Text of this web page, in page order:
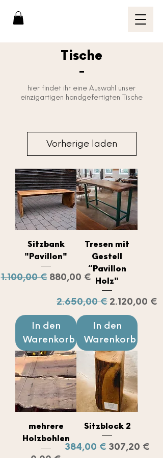
Tische
-
hier findet ihr eine Auswahl unser
einzigartigen handgefertigten Tische
Vorherige laden
Sitzbank
"Pavillon"
Standardpreis
1.100,00 € Sale-Preis
880,00 €
In den
Warenkorb
Tresen mit
Gestell
“Pavillon
Holz"
Standardpreis
2.650,00 € Sale-Preis
2.120,00 €
In den
Warenkorb
mehrere
Holzbohlen
Sitzblock 2
Standardpreis
384,00 € Sale-Preis
307,20 €